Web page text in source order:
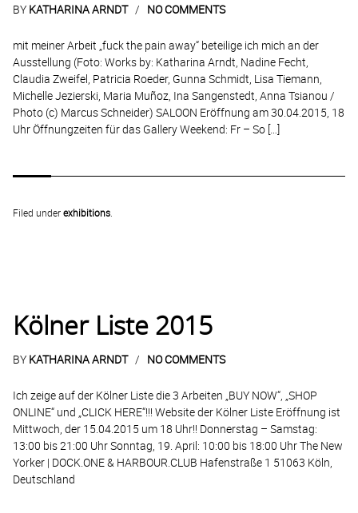
BY KATHARINA ARNDT NO COMMENTS
mit meiner Arbeit „fuck the pain away“ beteilige ich mich an der
Ausstellung (Foto: Works by: Katharina Arndt, Nadine Fecht,
Claudia Zweifel, Patricia Roeder, Gunna Schmidt, Lisa Tiemann,
Michelle Jezierski, Maria Muñoz, Ina Sangenstedt, Anna Tsianou /
Photo (c) Marcus Schneider) SALOON Eröffnung am 30.04.2015, 18
Uhr Öffnungzeiten für das Gallery Weekend: Fr – So […]
Filed underexhibitions
Kölner Liste 2015
BY KATHARINA ARNDT NO COMMENTS
Ich zeige auf der Kölner Liste die 3 Arbeiten „BUY NOW“, „SHOP
ONLINE“ und „CLICK HERE“!!! Website der Kölner Liste Eröffnung ist
Mittwoch, der 15.04.2015 um 18 Uhr!! Donnerstag – Samstag:
13:00 bis 21:00 Uhr Sonntag, 19. April: 10:00 bis 18:00 Uhr The New
Yorker | DOCK.ONE & HARBOUR.CLUB Hafenstraße 1 51063 Köln,
Deutschland